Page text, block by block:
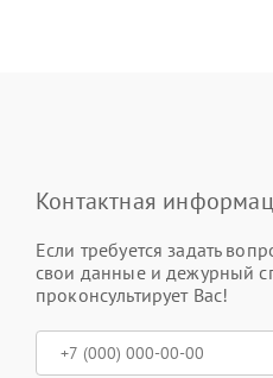
Контактная
Если требуется задать
свои данные и дежурный
проконсультирует Вас!